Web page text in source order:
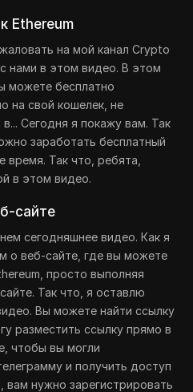
Ethereum
на мой канал Crypto
нами в этом видео. В этом
можете бесплатно
на свой кошелек, не
Сегодня я покажу вам. Так
заработать бесплатный
Так что, ребята,
в этом видео.
сайте
сегодняшнее видео. Как я
о веб-сайте, где вы можете
просто выполняя
Так что, я оставлю
Вы можете найти ссылку
разместить ссылку прямо в
чтобы вы могли
и получить доступ
нужно зарегистрировать